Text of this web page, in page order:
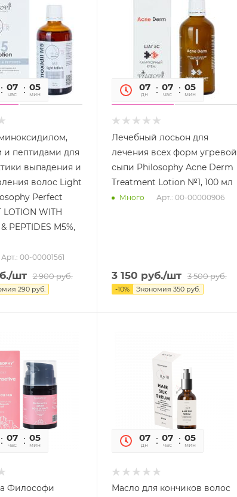
07
час
05
мин
05
сек
и пептидами для
выпадения и
волос Light
Perfect
LOTION WITH
PEPTIDES M5%,
Арт.: 00-00001561
/шт 2 900руб.
290руб.
07
дн
07
час
05
мин
05
сек
Лечебный лосьон для
лечения всех форм угревой
сыпи Philosophy Acne Derm
Treatment Lotion №1, 100 мл
Много Арт.: 00-00000906
3 150 руб./шт 3 500руб.
-10% Экономия 350руб.
07
час
05
мин
Философи
07
дн
07
час
05
мин
Масло для кончиков волос